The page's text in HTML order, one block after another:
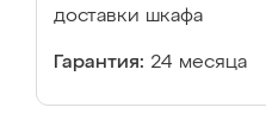
доставки шкафа
Гарантия: 24 месяца